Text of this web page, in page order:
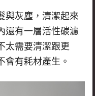
與灰塵，清潔起來
還有一層活性碳濾
太需要清潔跟更
會有耗材產生。